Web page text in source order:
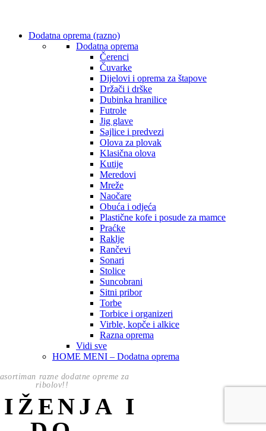
Dodatna oprema (razno)
Dodatna oprema
Čerenci
Čuvarke
Dijelovi i oprema za štapove
Držači i drške
Dubinka hranilice
Futrole
Jig glave
Sajlice i predvezi
Olova za plovak
Klasična olova
Kutije
Meredovi
Mreže
Naočare
Obuća i odjeća
Plastične kofe i posude za mamce
Praćke
Raklje
Rančevi
Sonari
Stolice
Suncobrani
Sitni pribor
Torbe
Torbice i organizeri
Virble, kopče i alkice
Razna oprema
Vidi sve
HOME MENI – Dodatna oprema
razne dodatne opreme za
ribolov!!
I